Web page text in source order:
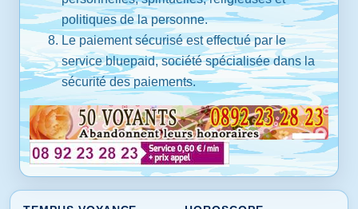
politiques de la personne.
Le paiement sécurisé est effectué par le
service bluepaid, société spécialisée dans la
sécurité des paiements.